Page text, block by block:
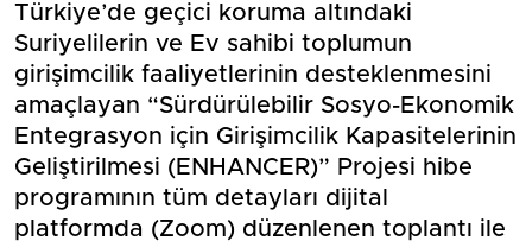
Türkiye’de geçici koruma altındaki
Suriyelilerin ve Ev sahibi toplumun
girişimcilik faaliyetlerinin desteklenmesini
amaçlayan “Sürdürülebilir Sosyo-Ekonomik
Entegrasyon için Girişimcilik Kapasitelerinin
Geliştirilmesi (ENHANCER)” Projesi hibe
programının tüm detayları dijital
platformda (Zoom) düzenlenen toplantı ile